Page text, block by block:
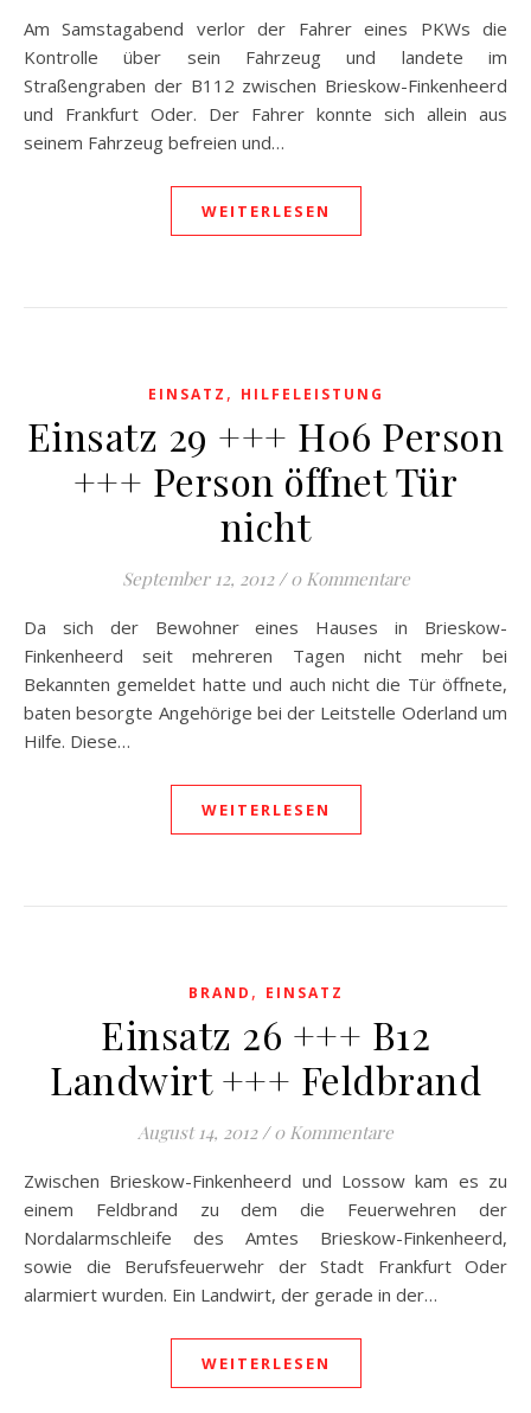
Am Samstagabend verlor der Fahrer eines PKWs die
Kontrolle über sein Fahrzeug und landete im
Straßengraben der B112 zwischen Brieskow-Finkenheerd
und Frankfurt Oder. Der Fahrer konnte sich allein aus
seinem Fahrzeug befreien und…
WEITERLESEN
EINSATZ , HILFELEISTUNG
Einsatz 29 +++ H06 Person
+++ Person öffnet Tür
nicht
September 12, 2012 / 0 Kommentare
Da sich der Bewohner eines Hauses in Brieskow-
Finkenheerd seit mehreren Tagen nicht mehr bei
Bekannten gemeldet hatte und auch nicht die Tür öffnete,
baten besorgte Angehörige bei der Leitstelle Oderland um
Hilfe. Diese…
WEITERLESEN
BRAND , EINSATZ
Einsatz 26 +++ B12
Landwirt +++ Feldbrand
August 14, 2012 / 0 Kommentare
Zwischen Brieskow-Finkenheerd und Lossow kam es zu
einem Feldbrand zu dem die Feuerwehren der
Nordalarmschleife des Amtes Brieskow-Finkenheerd,
sowie die Berufsfeuerwehr der Stadt Frankfurt Oder
alarmiert wurden. Ein Landwirt, der gerade in der…
WEITERLESEN